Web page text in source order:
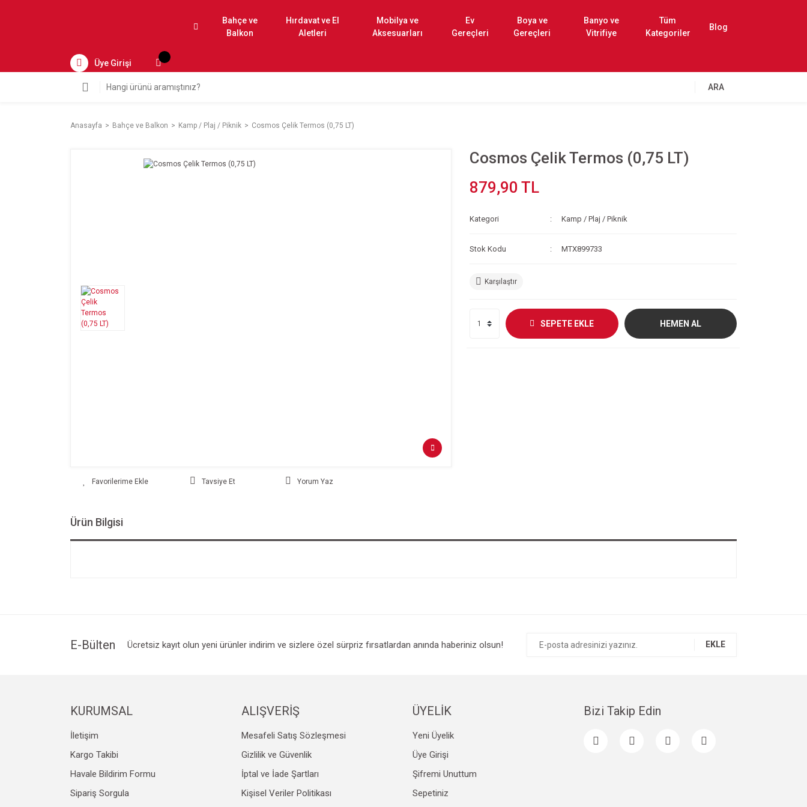
Bahçe ve
Balkon
Hırdavat ve El
Aletleri
Mobilya ve
Aksesuarları
Ev
Gereçleri
Boya ve
Gereçleri
Banyo ve
Vitrifiye
Tüm
Kategoriler
Blog
Üye Girişi
ARA
Anasayfa Bahçe ve Balkon Kamp / Plaj / Piknik Cosmos Çelik Termos (0,75 LT)
Tavsiye Et Yorum Yaz
Cosmos Çelik Termos (0,75 LT)
879,90 TL
Kategori Kamp / Plaj / Piknik
Stok Kodu MTX899733
Karşılaştır
SEPETE EKLE HEMEN AL
Ürün Bilgisi
E-Bülten Ücretsiz kayıt olun yeni ürünler indirim ve sizlere özel sürpriz fırsatlardan anında haberiniz olsun! EKLE
KURUMSAL
İletişim
Kargo Takibi
Havale Bildirim Formu
Sipariş Sorgula
ALIŞVERİŞ
Mesafeli Satış Sözleşmesi
Gizlilik ve Güvenlik
İptal ve İade Şartları
Kişisel Veriler Politikası
ÜYELİK
Yeni Üyelik
Üye Girişi
Şifremi Unuttum
Sepetiniz
Bizi Takip Edin